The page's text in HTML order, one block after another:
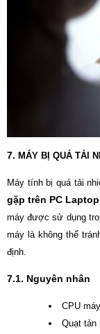
7. MÁY BỊ QUÁ TẢI
Máy tính bị quá tải
gặp trên PC Laptop
máy được sử dụng
máy là không thể
định.
7.1. Nguyên nhân
CPU
Quạt tản